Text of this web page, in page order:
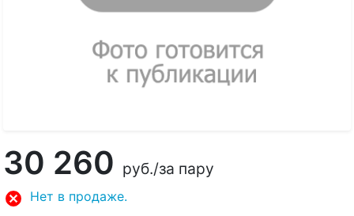
30 260 руб./за пару
Нет в продаже.